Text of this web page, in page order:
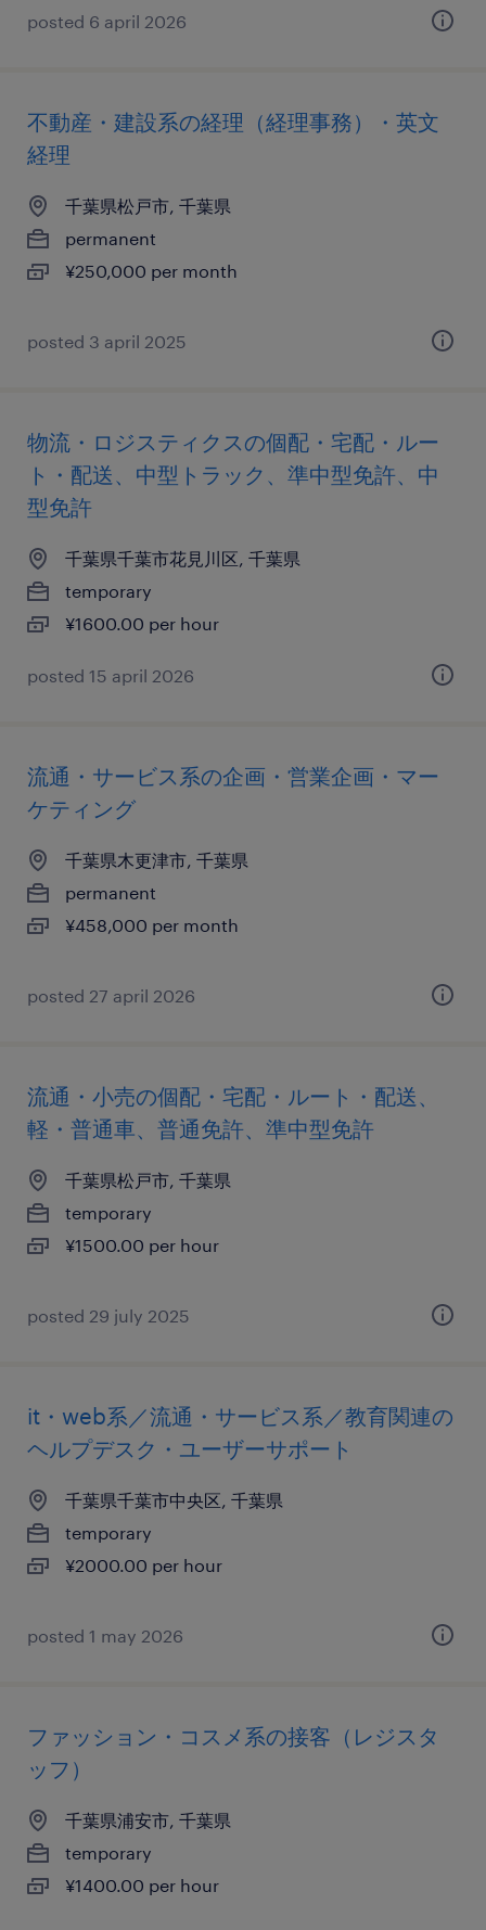
posted 6 april 2026
不動産・建設系の経理（経理事務）・英文
経理
千葉県松戸市, 千葉県
permanent
¥250,000 per month
posted 3 april 2025
物流・ロジスティクスの個配・宅配・ルー
ト・配送、中型トラック、準中型免許、中
型免許
千葉県千葉市花見川区, 千葉県
temporary
¥1600.00 per hour
posted 15 april 2026
流通・サービス系の企画・営業企画・マー
ケティング
千葉県木更津市, 千葉県
permanent
¥458,000 per month
posted 27 april 2026
流通・小売の個配・宅配・ルート・配送、
軽・普通車、普通免許、準中型免許
千葉県松戸市, 千葉県
temporary
¥1500.00 per hour
posted 29 july 2025
it・web系／流通・サービス系／教育関連の
ヘルプデスク・ユーザーサポート
千葉県千葉市中央区, 千葉県
temporary
¥2000.00 per hour
posted 1 may 2026
ファッション・コスメ系の接客（レジスタ
ッフ）
千葉県浦安市, 千葉県
temporary
¥1400.00 per hour